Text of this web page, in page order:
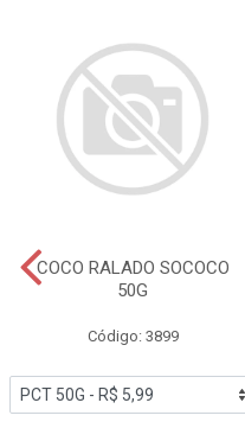
COCO RALADO SOCOCO
50G
Código: 3899